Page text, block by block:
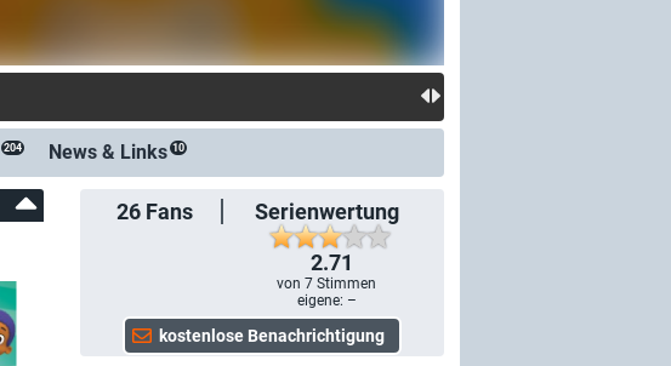
204 News & Links 10
26 Fans
Serienwertung
2.71
von7 Stimmen
eigene: –